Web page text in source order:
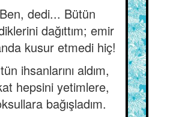
Ben, dedi... Bütün
dağıttım; emir
kusur etmedi hiç!
ihsanlarını aldım,
hepsini yetimlere,
bağışladım.